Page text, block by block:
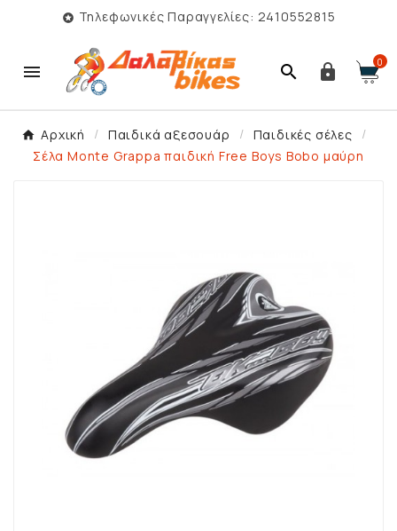
 Τηλεφωνικές Παραγγελίες: 2410552815
   0
Αρχική Παιδικά αξεσουάρ
Παιδικές σέλες
Σέλα Monte Grappa παιδική Free Boys Bobo μαύρη